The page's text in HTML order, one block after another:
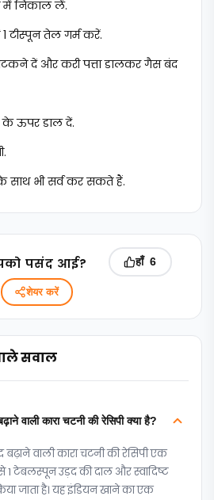
में निकाल लें.
तेल गर्म करें.
दें और करी पत्ता डालकर गैस बंद
ऊपर डाल दें.
साथ भी सर्व कर सकते हैं.
पसंद आई? हाँ 6
शेयर करें
सवाल
वाली कारा चटनी की रेसिपी क्या है?
बढ़ाने वाली कारा चटनी की रेसिपी एक
1 टेबलस्पून उड़द की दाल और स्वादिष्ट
जाता है। यह इंडियन खाने का एक